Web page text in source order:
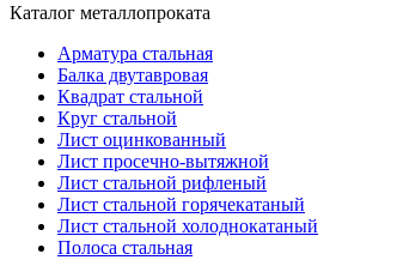
Каталог металлопроката
Арматура стальная
Балка двутавровая
Квадрат стальной
Круг стальной
Лист оцинкованный
Лист просечно-вытяжной
Лист стальной рифленый
Лист стальной горячекатаный
Лист стальной холоднокатаный
Полоса стальная